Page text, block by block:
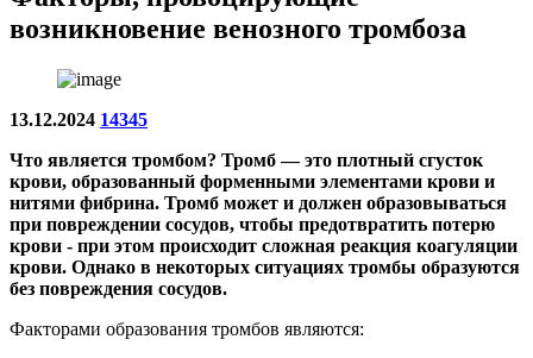
возникновение венозного тромбоза
13.12.2024 14345
Что является тромбом? Тромб — это плотный сгусток
крови, образованный форменными элементами крови и
нитями фибрина. Тромб может и должен образовываться
при повреждении сосудов, чтобы предотвратить потерю
крови - при этом происходит сложная реакция коагуляции
крови. Однако в некоторых ситуациях тромбы образуются
без повреждения сосудов.
Факторами образования тромбов являются: